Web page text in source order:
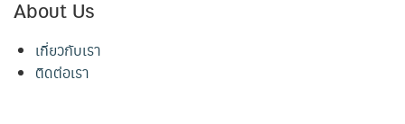
About Us
เกี่ยวกับเรา
ติดต่อเรา